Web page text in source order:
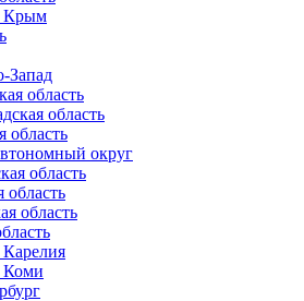
Крым
Запад
область
область
область
округ
область
область
Коми